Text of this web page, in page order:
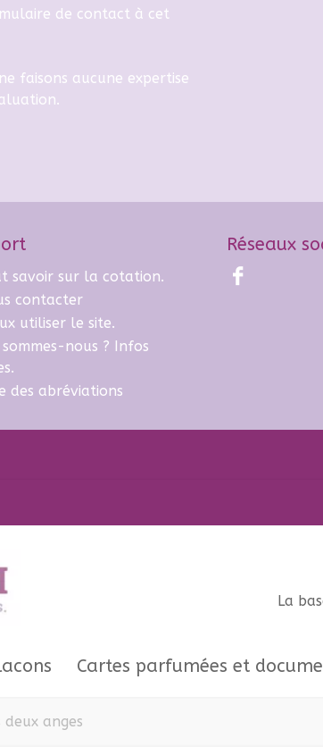
de contact à cet
faisons aucune expertise
savoir sur la cotation.
contacter
utiliser le site.
sommes-nous ? Infos
des abréviations
Réseaux
La
Cartes parfumées et
anges